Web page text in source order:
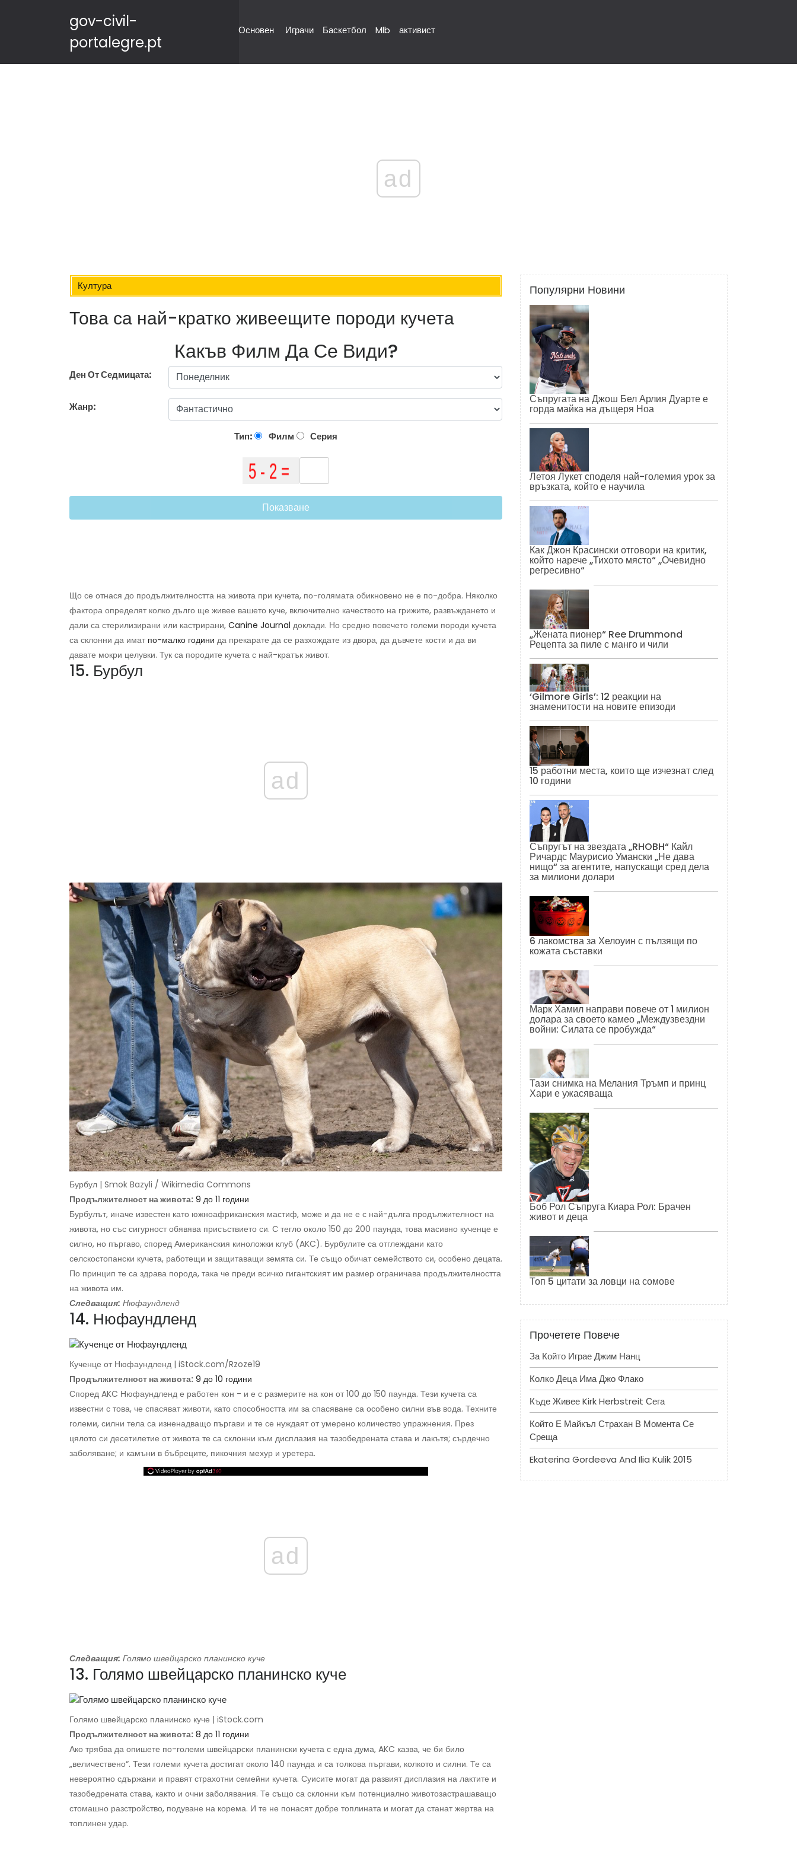
gov-civil-
portalegre.pt
Основен Играчи Баскетбол Mlb активист
ad
Култура
Това са най-кратко живеещите породи кучета
Какъв Филм Да Се Види?
Ден От Седмицата:
Жанр:
Тип: Филм Серия
Показване
Що се отнася до продължителността на живота при кучета, по-голямата обикновено не е по-добра. Няколко
фактора определят колко дълго ще живее вашето куче, включително качеството на грижите, развъждането и
дали са стерилизирани или кастрирани, Canine Journal доклади. Но средно повечето големи породи кучета
са склонни да имат по-малко години да прекарате да се разхождате из двора, да дъвчете кости и да ви
давате мокри целувки. Тук са породите кучета с най-кратък живот.
15. Бурбул
ad
Бурбул | Smok Bazyli / Wikimedia Commons
Продължителност на живота: 9 до 11 години
Бурбулът, иначе известен като южноафриканския мастиф, може и да не е с най-дълга продължителност на
живота, но със сигурност обявява присъствието си. С тегло около 150 до 200 паунда, това масивно кученце е
силно, но пъргаво, според Американския киноложки клуб (AKC). Бурбулите са отглеждани като
селскостопански кучета, работещи и защитаващи земята си. Те също обичат семейството си, особено децата.
По принцип те са здрава порода, така че преди всичко гигантският им размер ограничава продължителността
на живота им.
Следващия: Нюфаундленд
14. Нюфаундленд
Кученце от Нюфаундленд | iStock.com/Rzoze19
Продължителност на живота: 9 до 10 години
Според AKC Нюфаундленд е работен кон - и е с размерите на кон от 100 до 150 паунда. Тези кучета са
известни с това, че спасяват животи, като способността им за спасяване са особено силни във вода. Техните
големи, силни тела са изненадващо пъргави и те се нуждаят от умерено количество упражнения. През
цялото си десетилетие от живота те са склонни към дисплазия на тазобедрената става и лакътя; сърдечно
заболяване; и камъни в бъбреците, пикочния мехур и уретера.
ad
Следващия: Голямо швейцарско планинско куче
13. Голямо швейцарско планинско куче
Голямо швейцарско планинско куче | iStock.com
Продължителност на живота: 8 до 11 години
Ако трябва да опишете по-големи швейцарски планински кучета с една дума, AKC казва, че би било
„величествено“. Тези големи кучета достигат около 140 паунда и са толкова пъргави, колкото и силни. Те са
невероятно сдържани и правят страхотни семейни кучета. Суисите могат да развият дисплазия на лактите и
тазобедрената става, както и очни заболявания. Те също са склонни към потенциално животозастрашаващо
стомашно разстройство, подуване на корема. И те не понасят добре топлината и могат да станат жертва на
топлинен удар.
Популярни Новини
Съпругата на Джош Бел Арлия Дуарте е
горда майка на дъщеря Ноа
Летоя Лукет споделя най-големия урок за
връзката, който е научила
Как Джон Красински отговори на критик,
който нарече „Тихото място“ „Очевидно
регресивно“
„Жената пионер“ Ree Drummond
Рецепта за пиле с манго и чили
‘Gilmore Girls’: 12 реакции на
знаменитости на новите епизоди
15 работни места, които ще изчезнат след
10 години
Съпругът на звездата „RHOBH“ Кайл
Ричардс Маурисио Умански „Не дава
нищо“ за агентите, напускащи сред дела
за милиони долари
6 лакомства за Хелоуин с пълзящи по
кожата съставки
Марк Хамил направи повече от 1 милион
долара за своето камео „Междузвездни
войни: Силата се пробужда“
Тази снимка на Мелания Тръмп и принц
Хари е ужасяваща
Боб Рол Съпруга Киара Рол: Брачен
живот и деца
Топ 5 цитати за ловци на сомове
Прочетете Повече
За Който Играе Джим Нанц
Колко Деца Има Джо Флако
Къде Живее Kirk Herbstreit Сега
Който Е Майкъл Страхан В Момента Се
Среща
Ekaterina Gordeeva And Ilia Kulik 2015